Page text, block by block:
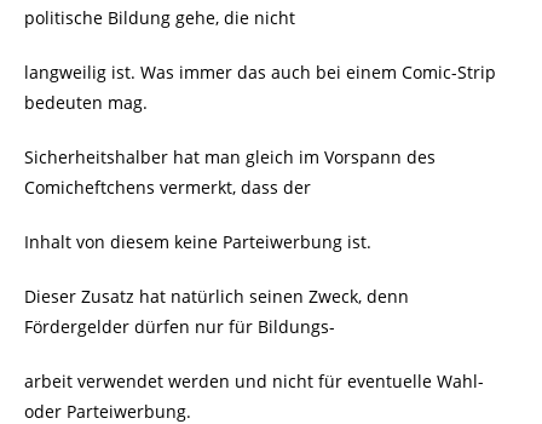
politische Bildung gehe, die nicht
langweilig ist. Was immer das auch bei einem Comic-Strip
bedeuten mag.
Sicherheitshalber hat man gleich im Vorspann des
Comicheftchens vermerkt, dass der
Inhalt von diesem keine Parteiwerbung ist.
Dieser Zusatz hat natürlich seinen Zweck, denn
Fördergelder dürfen nur für Bildungs-
arbeit verwendet werden und nicht für eventuelle Wahl-
oder Parteiwerbung.